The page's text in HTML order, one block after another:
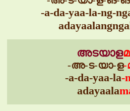
-a-da-yaa-la-ng-
അടയാള
-അ-ട-യാ-ള-
-a-da-yaa-la-
adayaala